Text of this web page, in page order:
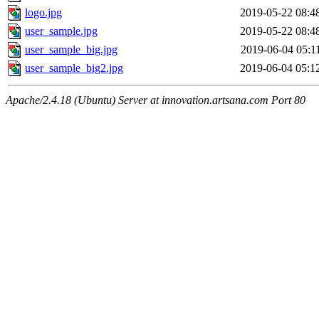
logo.jpg
2019-05-22
user_sample.jpg
2019-05-22
user_sample_big.jpg
2019-06-04
user_sample_big2.jpg
2019-06-04
Apache/2.4.18 (Ubuntu) Server at innovation.artsana.com Port 80